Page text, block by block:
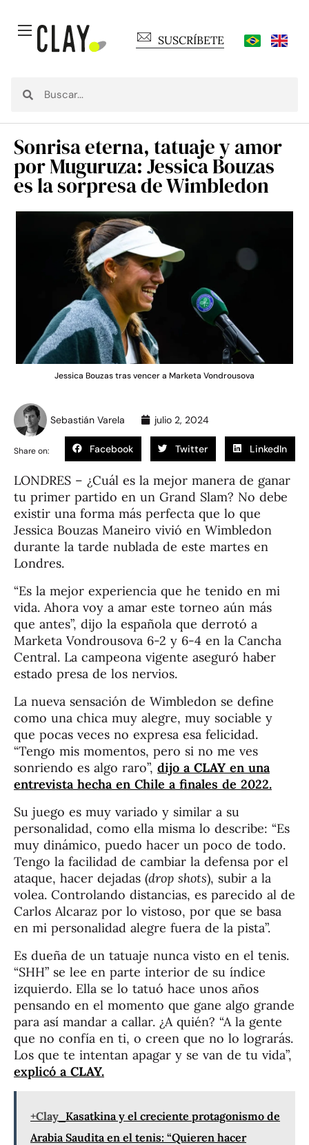
SUSCRÍBETE
Sonrisa eterna, tatuaje y amor
por Muguruza: Jessica Bouzas
es la sorpresa de Wimbledon
Jessica Bouzas tras vencer a Marketa Vondrousova
Sebastián Varela julio 2, 2024
Share on: Facebook Twitter LinkedIn
LONDRES – ¿Cuál es la mejor manera de ganar
tu primer partido en un Grand Slam? No debe
existir una forma más perfecta que lo que
Jessica Bouzas Maneiro vivió en Wimbledon
durante la tarde nublada de este martes en
Londres.
“Es la mejor experiencia que he tenido en mi
vida. Ahora voy a amar este torneo aún más
que antes”, dijo la española que derrotó a
Marketa Vondrousova 6-2 y 6-4 en la Cancha
Central. La campeona vigente aseguró haber
estado presa de los nervios.
La nueva sensación de Wimbledon se define
como una chica muy alegre, muy sociable y
que pocas veces no expresa esa felicidad.
“Tengo mis momentos, pero si no me ves
sonriendo es algo raro”, dijo a CLAY en una
entrevista hecha en Chile a finales de 2022.
Su juego es muy variado y similar a su
personalidad, como ella misma lo describe: “Es
muy dinámico, puedo hacer un poco de todo.
Tengo la facilidad de cambiar la defensa por el
ataque, hacer dejadas (drop shots), subir a la
volea. Controlando distancias, es parecido al de
Carlos Alcaraz por lo vistoso, por que se basa
en mi personalidad alegre fuera de la pista”.
Es dueña de un tatuaje nunca visto en el tenis.
“SHH” se lee en parte interior de su índice
izquierdo. Ella se lo tatuó hace unos años
pensando en el momento que gane algo grande
para así mandar a callar. ¿A quién? “A la gente
que no confía en ti, o creen que no lo lograrás.
Los que te intentan apagar y se van de tu vida”,
explicó a CLAY.
+Clay Kasatkina y el creciente protagonismo de
Arabia Saudita en el tenis: “Quieren hacer